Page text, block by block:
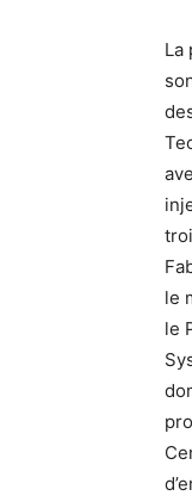
La
le
le